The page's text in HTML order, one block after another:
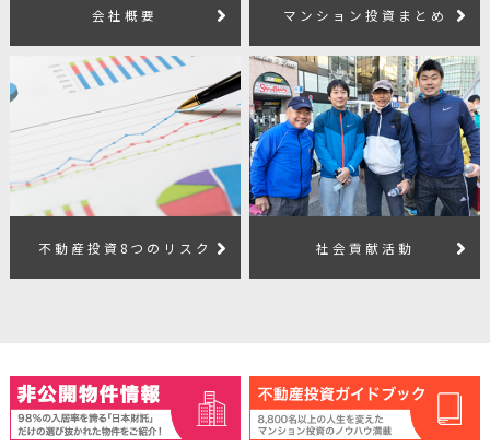
会社概要 マンション投資まとめ
不動産投資8つのリスク 社会貢献活動